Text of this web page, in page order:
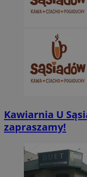
Kawiarnia U
zapraszamy!